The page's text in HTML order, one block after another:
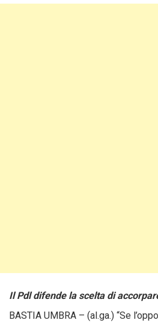
Il Pdl difende la scelta di
BASTIA UMBRA – (al.ga.) “Se